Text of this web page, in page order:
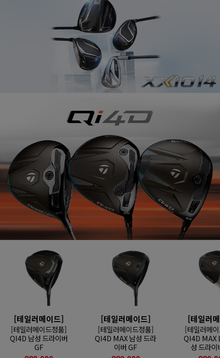
[테일러메이드]
[테일러메이드정품]
QI4D 남성 드라이버
GF
[테일러메이드]
[테일러메이드정품]
QI4D MAX 남성 드라
이버 GF
[테일러
[테일러메
QI4D MAX
성 드라이